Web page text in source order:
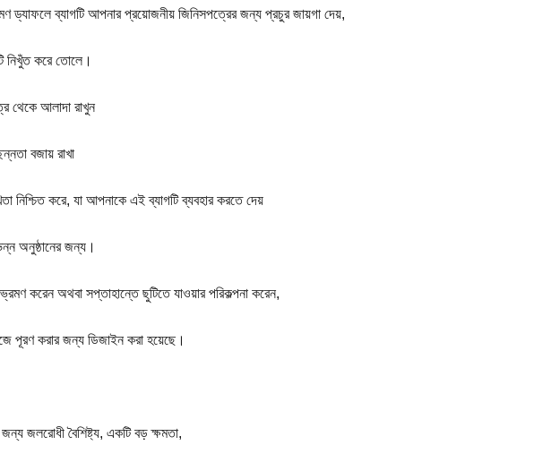
ব্যাগটি আপনার প্রয়োজনীয় জিনিসপত্রের জন্য প্রচুর জায়গা দেয়,
নিখুঁত করে তোলে।
থেকে আলাদা রাখুন
বজায় রাখা
নিশ্চিত করে, যা আপনাকে এই ব্যাগটি ব্যবহার করতে দেয়
অনুষ্ঠানের জন্য।
করেন অথবা সপ্তাহান্তে ছুটিতে যাওয়ার পরিকল্পনা করেন,
পূরণ করার জন্য ডিজাইন করা হয়েছে।
জলরোধী বৈশিষ্ট্য, একটি বড় ক্ষমতা,